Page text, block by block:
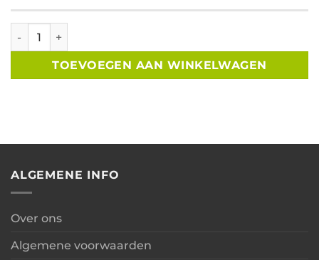
NE vuren dubbel channelsiding geborsteld 18x145x2700
TOEVOEGEN AAN WINKELWAGEN
ALGEMENE INFO
Over ons
Algemene voorwaarden